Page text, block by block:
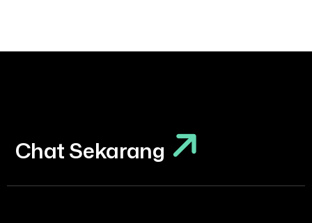
Chat Sekarang
Chat Sekarang